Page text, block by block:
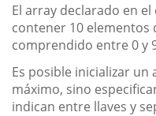
El array declarado en
contener 10 elementos
comprendido entre 0 y
Es posible inicializar
máximo, sino
indican entre llaves y